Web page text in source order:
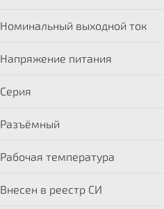
Номинальный выходной ток
Напряжение питания
Серия
Разъёмный
Рабочая температура
Внесен в реестр СИ